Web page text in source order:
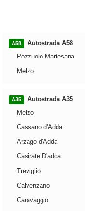
A58
Autostrada A58
Pozzuolo Martesana
Melzo
A35
Autostrada A35
Melzo
Cassano d'Adda
Arzago d'Adda
Casirate D'adda
Treviglio
Calvenzano
Caravaggio